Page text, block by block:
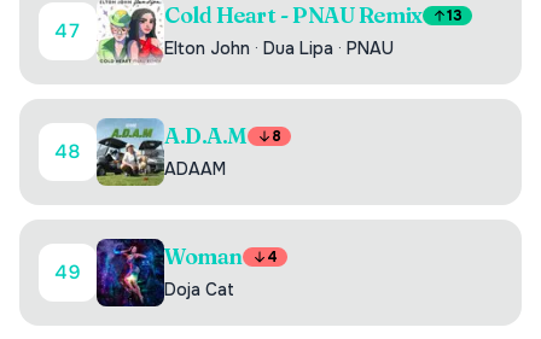
47
Cold Heart - PNAU Remix 13
Elton John · Dua Lipa · PNAU
48
A.D.A.M 8
ADAAM
49
Woman 4
Doja Cat